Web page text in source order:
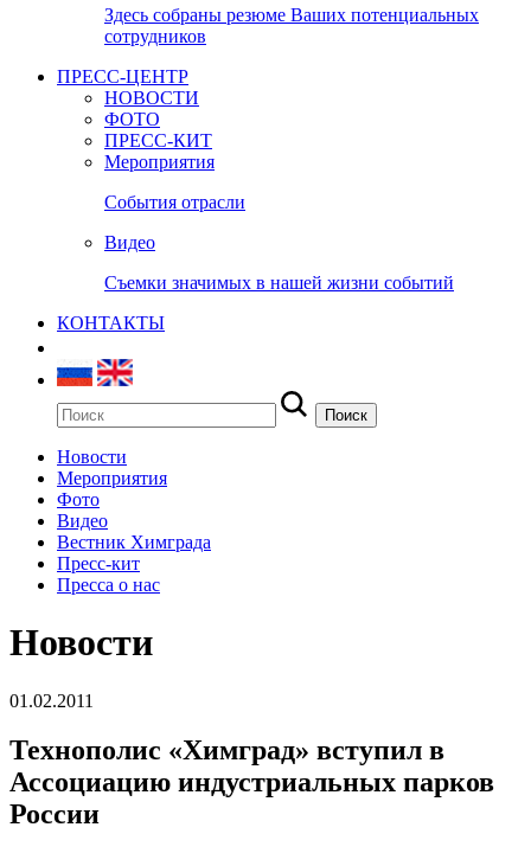
Здесь собраны резюме Ваших потенциальных
сотрудников
ПРЕСС-ЦЕНТР
НОВОСТИ
ФОТО
ПРЕСС-КИТ
Мероприятия
События отрасли
Видео
Съемки значимых в нашей жизни событий
КОНТАКТЫ
Новости
Мероприятия
Фото
Видео
Вестник Химграда
Пресс-кит
Пресса о нас
Новости
01.02.2011
Технополис «Химград» вступил в
Ассоциацию индустриальных парков
России